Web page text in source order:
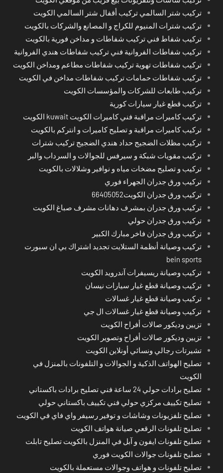
تركيب شتر السالمي تركيب أقفال شتر السالمي الكويت
تركيب شترات المنيوم للكراج و المصانع والشركات بالكويت
تركيب شفاط فني تركيب شفاطات و مداخن فورية بالكويت
تركيب شفاطات الفروانية فني تركيب شفاطات هندي الفروانية
تركيب شفاطات تهوية تركيب شفاطات مطاعم ومداخن الكويت
تركيب شفاطات حمامات تركيب شفاطات مداخن في الكويت
تركيب طابعات للشركات والمؤسسات الكويت
تركيب قطع غيار سيارات كورية
تركيب كاميرات مراقبة فني كاميرات الكويت kuwait الكويت
تركيب كاميرات مراقبة و تصليح كاميرات و انتركم بالكويت
تركيب مظلات الضجيج حداد هندي الضجيج تركيب شترات
تركيب مقويات شبكة و سيرفس للجوالات و السرداب والبر
تركيب و تصليح مضخات مياه و نوافير وشلالات بالكويت
تركيب ورق جدران الجهراء فوري
تركيب ورق جدران الكويت66405052
تركيب ورق جدران بمشرف دهانات مشرف صباغ الكويت
تركيب ورق جدران حولي
تركيب ورق جدران فاخر مبارك الكبير
تركيب وصيانة أنظمة الستلايت تجديد اشتراك بي ان سبورت
bein sports
تركيب وصيانة ريسيفرات آندرويد الكويت
تركيب وصيانة قطع غيار سيارات نيسان
تركيب وصيانة قطع غيار غسالات
تركيب وصيانة قطع غيار غسالات ال جي
تزيين وديكور صالات أفراح الكويت
تزيين وديكور صالات أفراح وتصوير الكويت
تشيرتات رجالي ونسائي أونلاين الكويت
تصليح الهواتف الذكية و الجوالات و التلفونات بالمنزل في
الكويت
تصليح برادات حولي 24 ساعة فني تصليح برادات باكستاني
تصليح تكييف مركزي حولي فني تكييف باكستاني حولي
تصليح تلفزيونات وشاشات و توفير رسيفر واي فاي في الكويت
تصليح تلفونات الرقعي صيانة هواتف الكويت
تصليح تلفونات ايفون و آبل في المنزل بالكويت تصليح تابلت
تصليح تلفونات جوالات الكويت فوري
تصليح تلفونات و هواتف وجوالات مستعملة بالكويت